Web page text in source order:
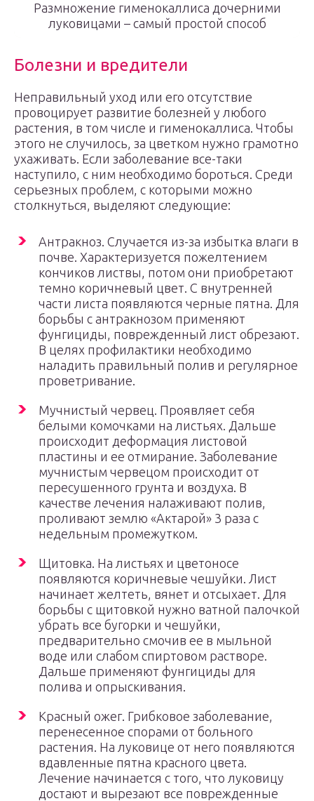
Размножение гименокаллиса дочерними
луковицами – самый простой способ
Болезни и вредители
Неправильный уход или его отсутствие
провоцирует развитие болезней у любого
растения, в том числе и гименокаллиса. Чтобы
этого не случилось, за цветком нужно грамотно
ухаживать. Если заболевание все-таки
наступило, с ним необходимо бороться. Среди
серьезных проблем, с которыми можно
столкнуться, выделяют следующие:
Антракноз. Случается из-за избытка влаги в
почве. Характеризуется пожелтением
кончиков листвы, потом они приобретают
темно коричневый цвет. С внутренней
части листа появляются черные пятна. Для
борьбы с антракнозом применяют
фунгициды, поврежденный лист обрезают.
В целях профилактики необходимо
наладить правильный полив и регулярное
проветривание.
Мучнистый червец. Проявляет себя
белыми комочками на листьях. Дальше
происходит деформация листовой
пластины и ее отмирание. Заболевание
мучнистым червецом происходит от
пересушенного грунта и воздуха. В
качестве лечения налаживают полив,
проливают землю «Актарой» 3 раза с
недельным промежутком.
Щитовка. На листьях и цветоносе
появляются коричневые чешуйки. Лист
начинает желтеть, вянет и отсыхает. Для
борьбы с щитовкой нужно ватной палочкой
убрать все бугорки и чешуйки,
предварительно смочив ее в мыльной
воде или слабом спиртовом растворе.
Дальше применяют фунгициды для
полива и опрыскивания.
Красный ожег. Грибковое заболевание,
перенесенное спорами от больного
растения. На луковице от него появляются
вдавленные пятна красного цвета.
Лечение начинается с того, что луковицу
достают и вырезают все поврежденные